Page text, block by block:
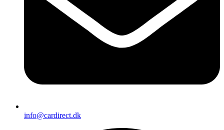
info@cardirect.dk